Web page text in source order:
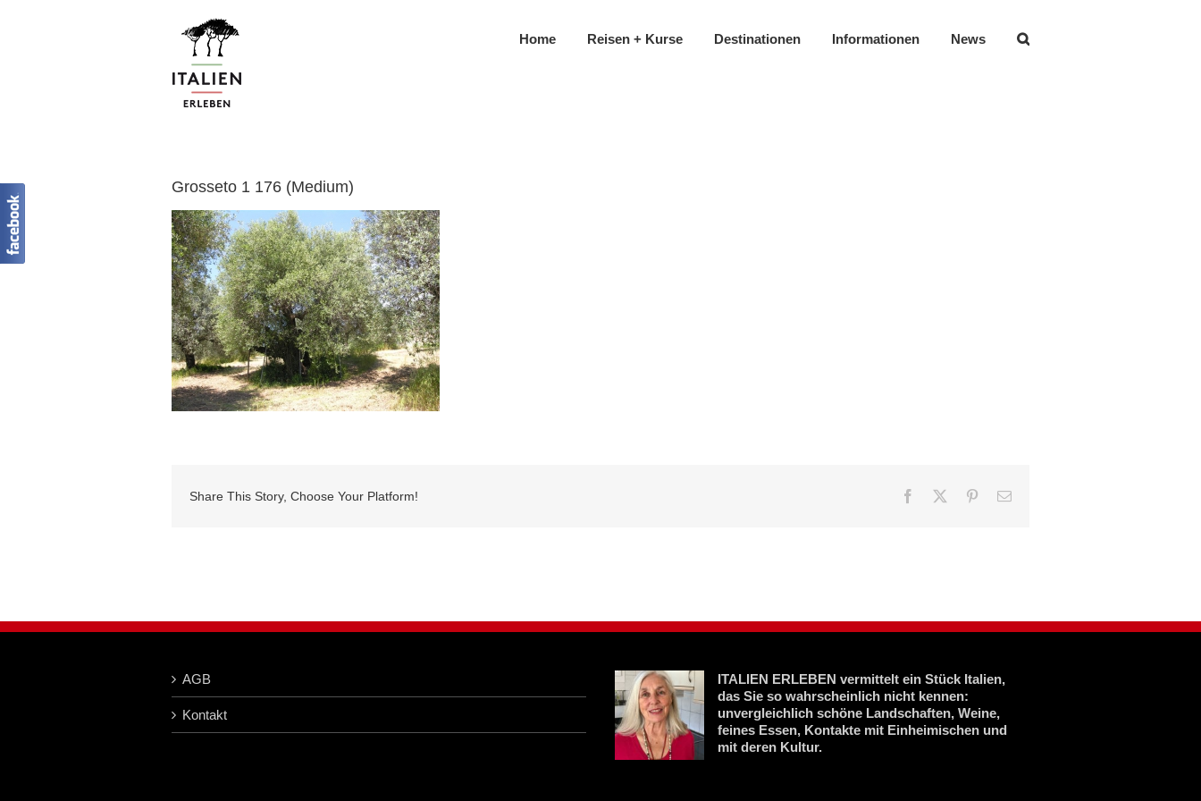
Home Reisen + Kurse Destinationen Informationen News
Grosseto 1 176 (Medium)
Share This Story, Choose Your Platform! Facebook Pinterest
E-
AGB
Kontakt
ITALIEN ERLEBEN vermittelt ein Stück Italien,
das Sie so wahrscheinlich nicht kennen:
unvergleichlich schöne Landschaften, Weine,
feines Essen, Kontakte mit Einheimischen und
mit deren Kultur.